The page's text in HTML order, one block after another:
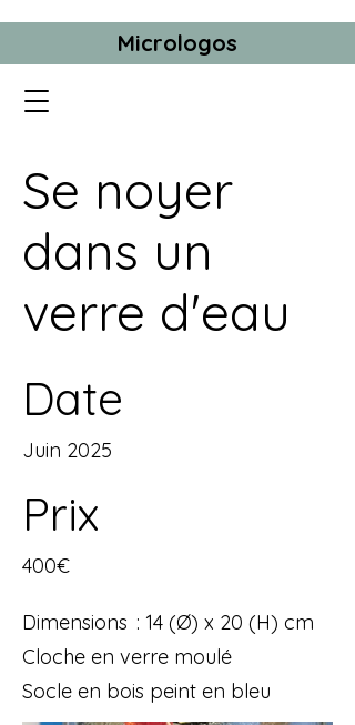
Micrologos
Se noyer
dans un
verre d'eau
Date
Juin 2025
Prix
400€
Dimensions : 14 (Ø) x 20 (H) cm
Cloche en verre moulé
Socle en bois peint en bleu